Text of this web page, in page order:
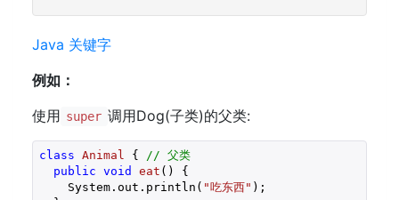
Java 关键字
例如：
使用 super 调用Dog(子类)的父类:
class Animal {
// 父类
public void eat ()
{
System.out.println( "吃东西" );